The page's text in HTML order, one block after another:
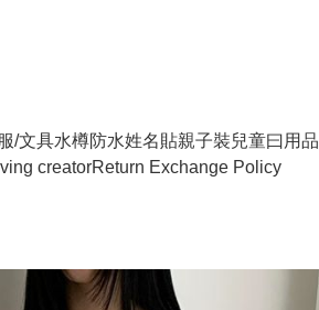
/文具水樽防水姓名貼親子裝兒童曰用品
creatorReturn Exchange Policy